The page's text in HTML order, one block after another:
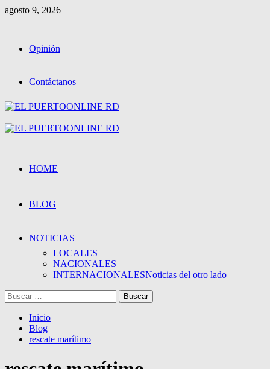
Saltar
agosto 9, 2026
Opinión
Contáctanos
Menú
HOME
BLOG
NOTICIAS
LOCALES
NACIONALES
INTERNACIONALESNoticias del otro lado
Buscar:
Inicio
Blog
rescate marítimo